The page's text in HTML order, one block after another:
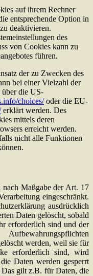
auf ihrem Rechner
entsprechende Option in
deaktivieren.
des
von Cookies kann zu
führen.
der zu Zwecken des
bei einer Vielzahl der
über die US-
choices/oder die EU-
erklärt werden. Des
mittels deren
erreicht werden.
nicht alle Funktionen
Maßgabe der Art. 17
eingeschränkt.
ausdrücklich
Daten gelöscht, sobald
erforderlich sind und der
werden, weil sie für
erforderlich sind, wird
Daten werden gesperrt
gilt z.B. für Daten, die